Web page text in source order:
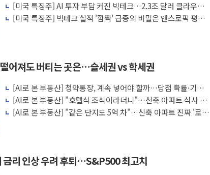
왜?
[미국 특징주] AI 투자 부담 커진 빅테크…2.3조 달러 클라우드
수주가 버팀목
[미국 특징주] 빅테크 실적 '깜짝' 급증의 비밀은 앤스로픽 평가
어져도 버티는 곳은…슬세권 vs 학세권
[AI로 본 부동산] 청약통장, 계속 넣어야 할까…당첨 확률·기회
비용 따져보니
[AI로 본 부동산] "호텔식 조식이라더니"…신축 아파트 식사 서
비스의 속사정
[AI로 본 부동산] "같은 단지도 5억 차"…신축 아파트 진짜 '로얄
금리 인상 우려 후퇴…S&P500 최고치